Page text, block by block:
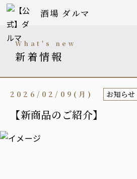
酒場 ダルマ
what's new
新着情報
【新商品のご紹介】
2026/02/09(月) お知らせ